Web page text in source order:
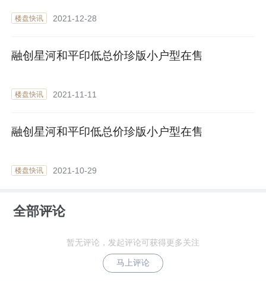
楼盘快讯 2021-12-28
融创星河和平印低总价珍版小户型在售
楼盘快讯 2021-11-11
融创星河和平印低总价珍版小户型在售
楼盘快讯 2021-10-29
全部评论
暂无评论，发起评论可获得更多关注
马上评论